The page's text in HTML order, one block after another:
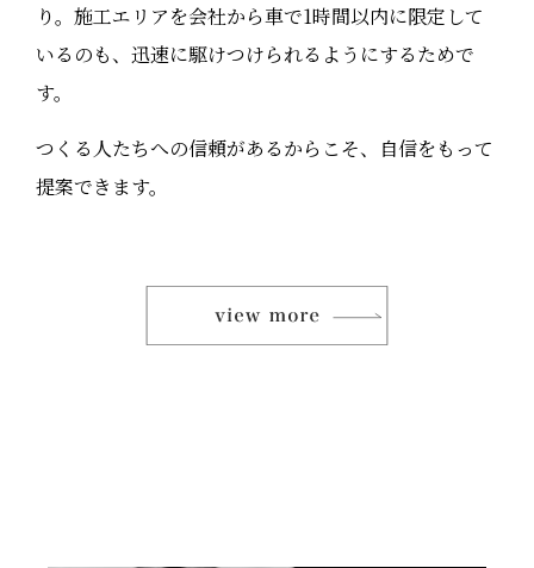
り。施工エリアを会社から車で1時間以内に限定して
いるのも、迅速に駆けつけられるようにするためで
す。
つくる人たちへの信頼があるからこそ、自信をもって
提案できます。